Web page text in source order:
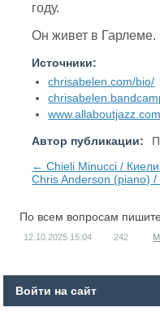
году.
Он живет в Гарлеме.
Источники:
chrisabelen.com/bio/
Автор публикации:
← Chieli Minucci /
Chris Anderson (piano)
По всем вопросам
12.10.2025 15:04 242
Войти на сайт